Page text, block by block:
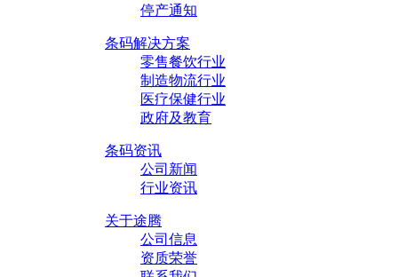
停产通知
条码解决方案
零售餐饮行业
制造物流行业
医疗保健行业
政府及教育
条码资讯
公司新闻
行业资讯
关于途腾
公司信息
资质荣誉